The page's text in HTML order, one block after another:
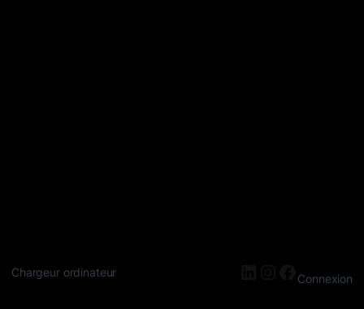
Chargeur ordinateur LinkedIn
Instagram
Connexion